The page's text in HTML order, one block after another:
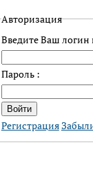
Авторизация
Введите Ваш
Пароль :
Регистрация